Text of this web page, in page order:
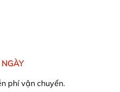
phí vận chuyển.